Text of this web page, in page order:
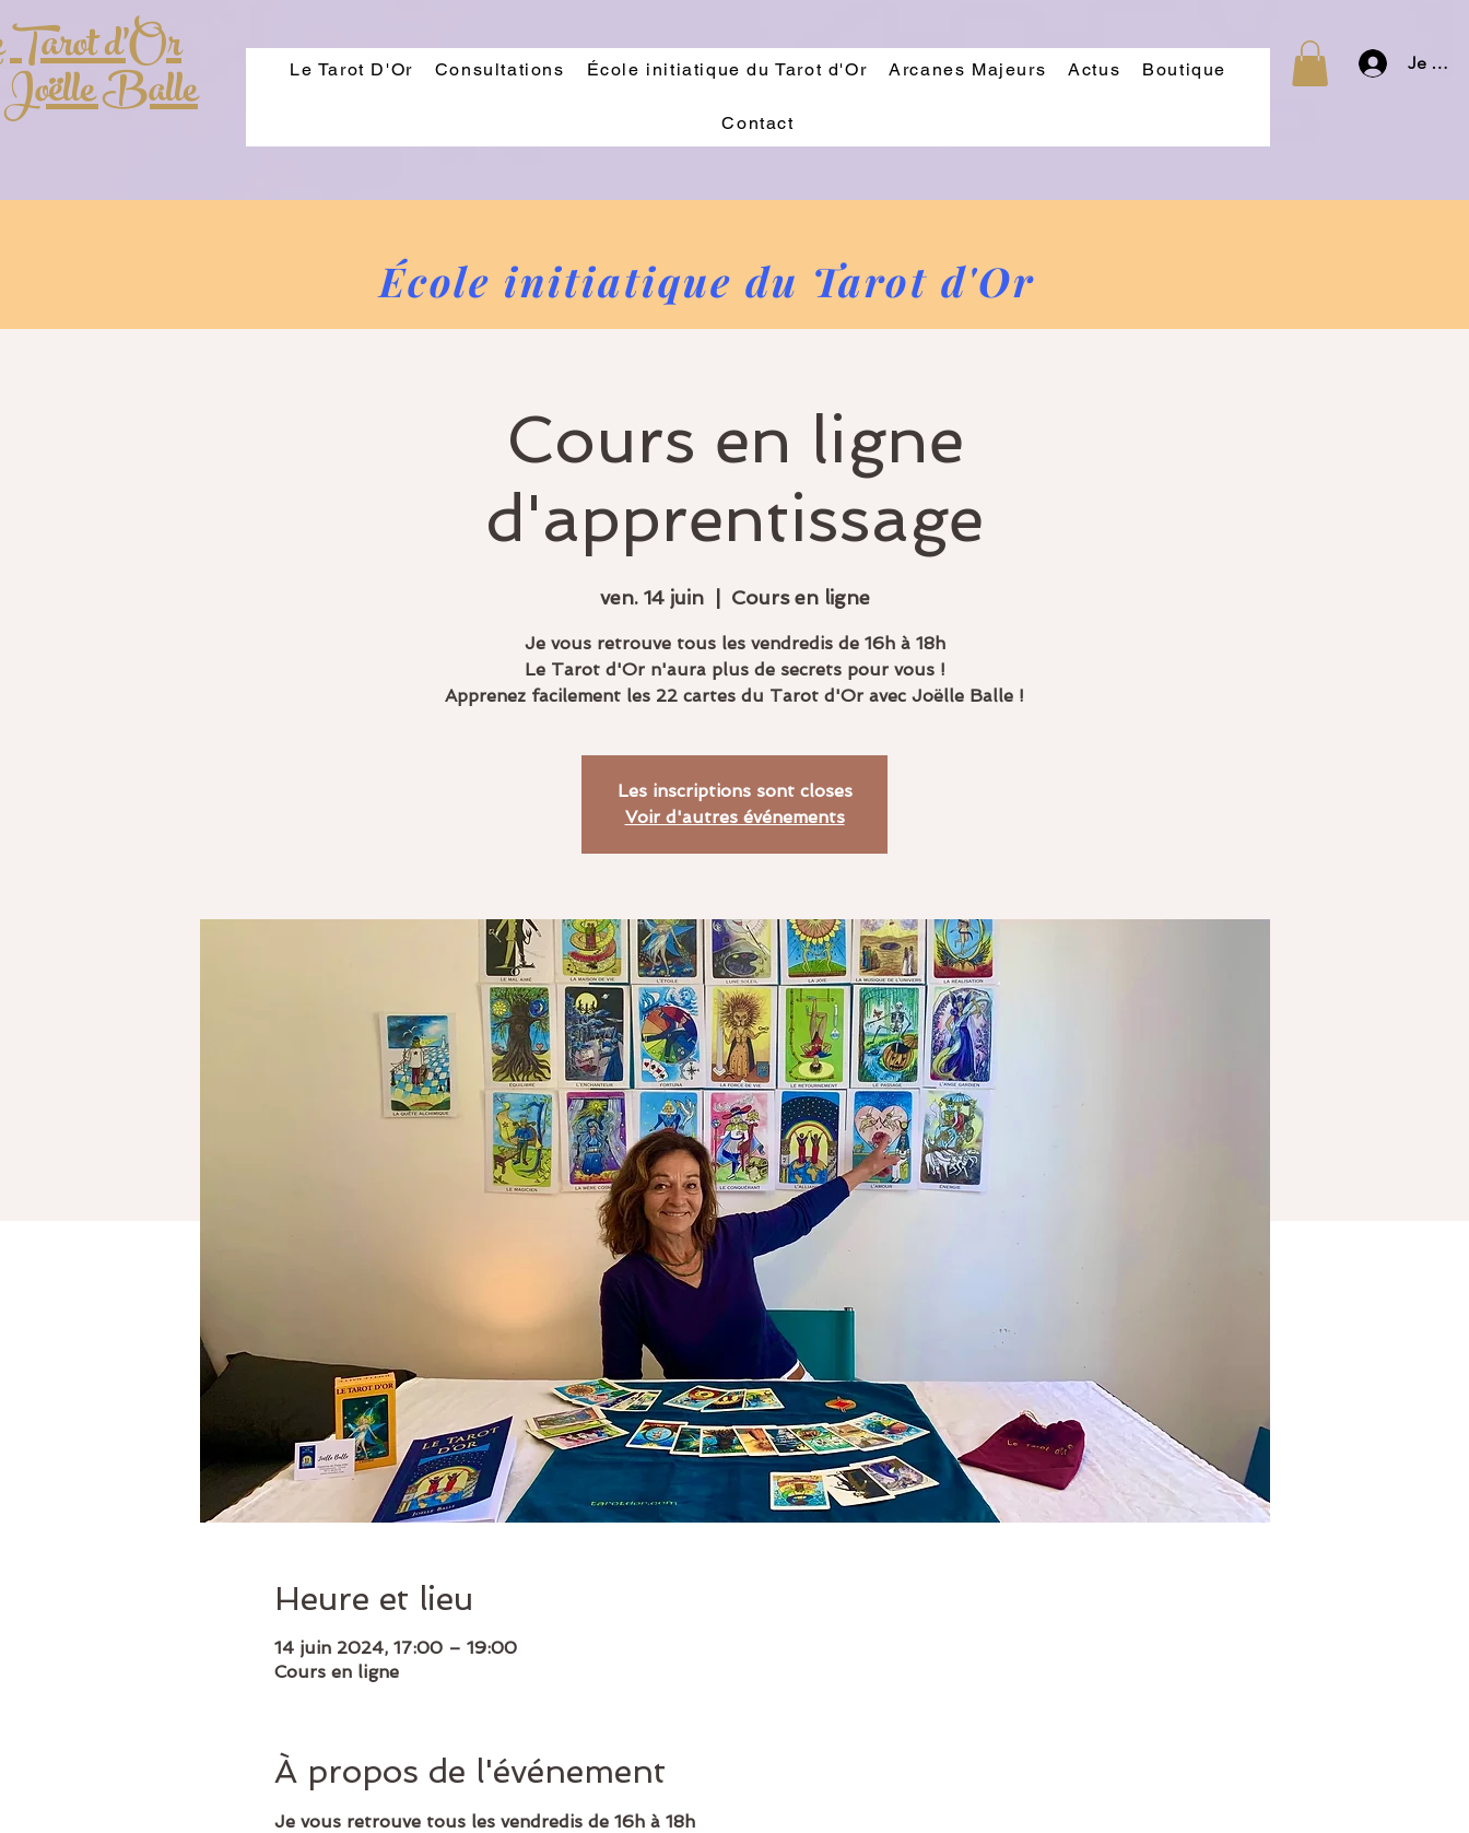
d'Or
Balle Le Tarot D'Or Consultations École initiatique du Tarot d'Or Arcanes Majeurs Actus Boutique
Contact
Je
École initiatique du Tarot d'Or
Cours en ligne
d'apprentissage
ven. 14 juin
  |
Cours en ligne
Je vous retrouve tous les vendredis de 16h à 18h
Le Tarot d'Or n'aura plus de secrets pour vous !
Apprenez facilement les 22 cartes du Tarot d'Or avec Joëlle Balle !
Les inscriptions sont closes
Voir d'autres événements
Heure et lieu
14 juin 2024, 17:00 – 19:00
Cours en ligne
À propos de l'événement
Je vous retrouve tous les vendredis de 16h à 18h